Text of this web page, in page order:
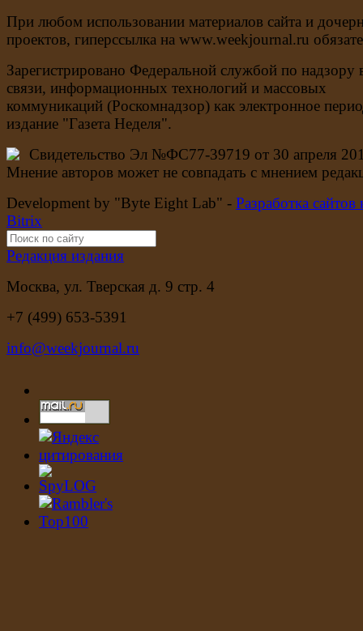
При любом использовании материалов сайта и
проектов, гиперссылка на www.weekjournal.ru
Зарегистрировано Федеральной службой по надзору
связи, информационных технологий и массовых
коммуникаций (Роскомнадзор) как электронное
издание "Газета Неделя".
Свидетельство Эл №ФС77-39719 от 30 апреля
Мнение авторов может не совпадать с мнением
Development by "Byte Eight Lab" - Разработка
Bitrix
Редакция издания
Москва, ул. Тверская д. 9 стр. 4
+7 (499) 653-5391
info@weekjournal.ru